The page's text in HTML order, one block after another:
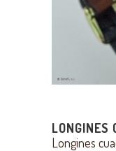
LONGINES
Longines